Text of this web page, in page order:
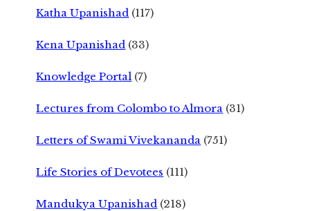
Katha Upanishad (117)
Kena Upanishad (33)
Knowledge Portal (7)
Lectures from Colombo to Almora (31)
Letters of Swami Vivekananda (751)
Life Stories of Devotees (111)
Mandukya Upanishad (218)